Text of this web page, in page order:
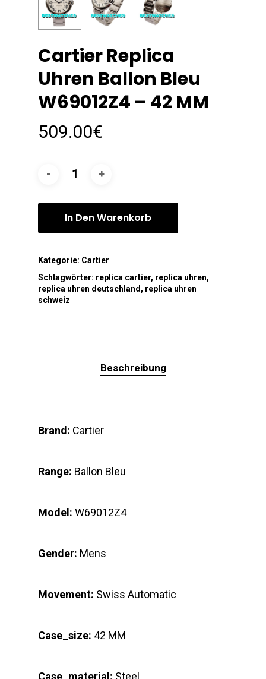
Cartier Replica
Uhren Ballon Bleu
W69012Z4 – 42 MM
509.00€
In Den Warenkorb
Kategorie: Cartier
Schlagwörter: replica cartier, replica uhren,
replica uhren deutschland , replica uhren
schweiz
Beschreibung
Brand: Cartier
Range: Ballon Bleu
Model: W69012Z4
Gender: Mens
Movement: Swiss Automatic
Case_size: 42 MM
Case_material: Steel